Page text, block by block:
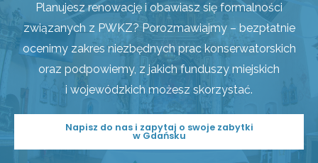
Planujesz renowację i obawiasz się formalności
związanych z PWKZ? Porozmawiajmy – bezpłatnie
ocenimy zakres niezbędnych prac konserwatorskich
oraz podpowiemy, z jakich funduszy miejskich
i wojewódzkich możesz skorzystać.
Napisz do nas i zapytaj o swoje zabytki
w Gdańsku